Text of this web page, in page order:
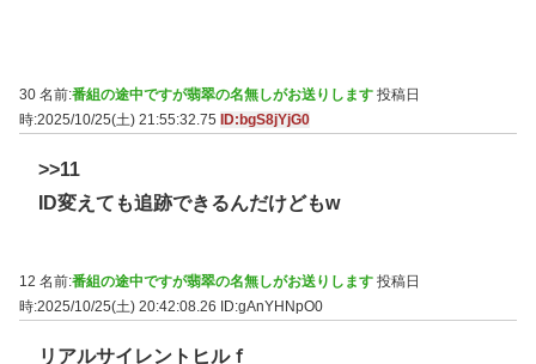
30 名前:番組の途中ですが翡翠の名無しがお送りします 投稿日
時:2025/10/25(土) 21:55:32.75 ID:bgS8jYjG0
>>11
ID変えても追跡できるんだけどもw
12 名前:番組の途中ですが翡翠の名無しがお送りします 投稿日
時:2025/10/25(土) 20:42:08.26
ID:gAnYHNpO0
リアルサイレントヒルｆ